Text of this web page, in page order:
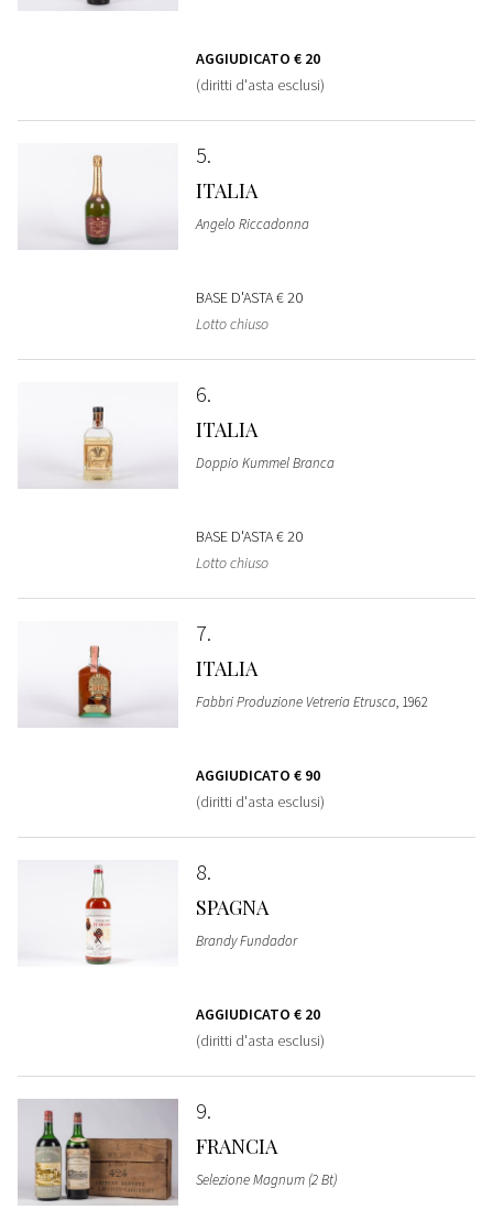
AGGIUDICATO € 20
(diritti d'asta esclusi)
5
ITALIA
Angelo Riccadonna
BASE D'ASTA€ 20
Lotto chiuso
6
ITALIA
Doppio Kummel Branca
BASE D'ASTA€ 20
Lotto chiuso
7
ITALIA
Fabbri Produzione Vetreria Etrusca, 1962
AGGIUDICATO € 90
(diritti d'asta esclusi)
8
SPAGNA
Brandy Fundador
AGGIUDICATO € 20
(diritti d'asta esclusi)
9
FRANCIA
Selezione Magnum (2 Bt)